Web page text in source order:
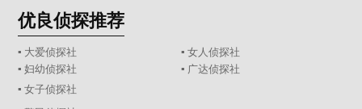
优良侦探推荐
▪ 大爱侦探社
▪ 女人侦探社
▪ 妇幼侦探社
▪ 广达侦探社
▪ 女子侦探社